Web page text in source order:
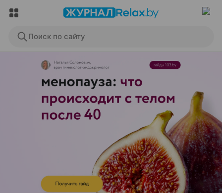
Поиск по сайту
ЭФФЕКТИВНАЯ РЕКЛАМА НА САЙТЕ